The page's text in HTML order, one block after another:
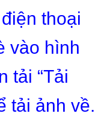
thoại
vào hình
tải “Tải
tải ảnh về.